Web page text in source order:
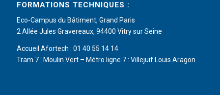
FORMATIONS TECHNIQUES :
Eco-Campus du Bâtiment, Grand Paris
2 Allée Jules Gravereaux, 94400 Vitry sur Seine
Accueil Afortech : 01 40 55 14 14
Tram 7 : Moulin Vert – Métro ligne 7 : Villejuif Louis Aragon